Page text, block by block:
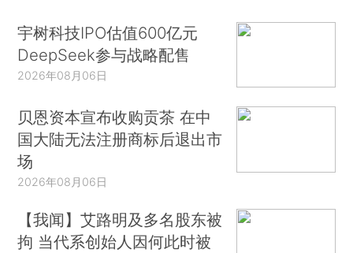
宇树科技IPO估值600亿元
DeepSeek参与战略配售
2026年08月06日
贝恩资本宣布收购贡茶 在中
国大陆无法注册商标后退出市
场
2026年08月06日
【我闻】艾路明及多名股东被
拘 当代系创始人因何此时被